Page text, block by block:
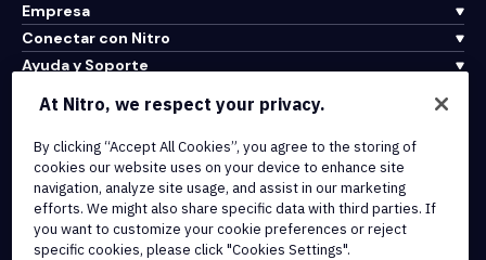
Empresa
Conectar con Nitro
Ayuda y Soporte
Terms of Service
Cookie Policy
Copyright Policy
All Terms & Policies
At Nitro, we respect your privacy.
By clicking “Accept All Cookies”, you agree to the storing of
cookies our website uses on your device to enhance site
navigation, analyze site usage, and assist in our marketing
efforts. We might also share specific data with third parties. If
you want to customize your cookie preferences or reject
specific cookies, please click "Cookies Settings".